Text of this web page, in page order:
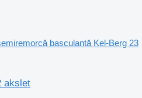
basculantă Kel-Berg 23
akslet